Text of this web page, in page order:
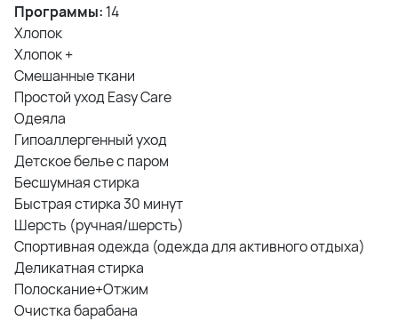
Программы: 14
Хлопок
Хлопок +
Смешанные ткани
Простой уход Easy Care
Одеяла
Гипоаллергенный уход
Детское белье с паром
Бесшумная стирка
Быстрая стирка 30 минут
Шерсть (ручная/шерсть)
Спортивная одежда (одежда для активного отдыха)
Деликатная стирка
Полоскание+Отжим
Очистка барабана